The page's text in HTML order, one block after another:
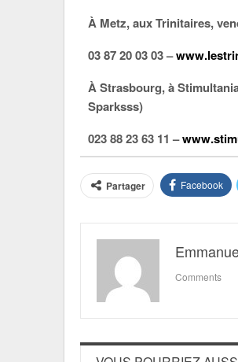
À Metz, aux Trinitaires,
03 87 20 03 03 –
À Strasbourg, à
Sparksss)
023 88 23 63 11 –
Partager Facebook
Comments